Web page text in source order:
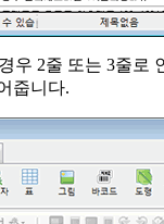
우 2줄 또는 3줄로
줍니다.